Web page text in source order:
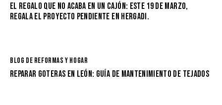
EL REGALO QUE NO ACABA EN UN CAJÓN: ESTE 19 DE MARZO,
REGALA EL PROYECTO PENDIENTE EN HERGADI.
BLOG DE REFORMAS Y HOGAR
REPARAR GOTERAS EN LEÓN: GUÍA DE MANTENIMIENTO DE TEJADOS